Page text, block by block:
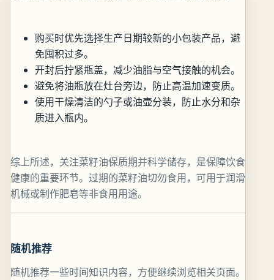
购买时优先选择生产日期较新的小包装产品，避
免囤积过多。
开封后拧紧瓶盖，减少油脂与空气接触的机会。
避免将油瓶放在灶台旁边，防止高温加速变质。
使用干燥清洁的勺子或油壶分装，防止水分和杂
质进入瓶内。
综上所述，关注菜籽油保质期并科学储存，是保障饮食
健康的重要环节。过期的菜籽油切勿食用，可用于润滑
机械或制作肥皂等非食用用途。
随机推荐
随机推荐一些时间知识内容，方便继续浏览相关页面。